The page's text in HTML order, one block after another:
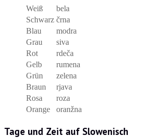
Weiß
bela
Schwarz črna
Blau
modra
Grau
siva
Rot
rdeča
Gelb
rumena
Grün
zelena
Braun
rjava
Rosa
roza
Orange
oranžna
Tage und Zeit auf Slowenisch